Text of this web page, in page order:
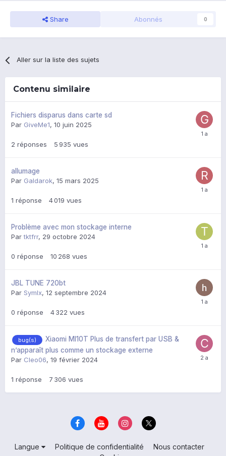
Share Abonnés 0
Aller sur la liste des sujets
Contenu similaire
Fichiers disparus dans carte sd
Par GiveMe1, 10 juin 2025
2 réponses 5 935 vues
allumage
Par Galdarok, 15 mars 2025
1 réponse 4 019 vues
Problème avec mon stockage interne
Partktfrr, 29 octobre 2024
0 réponse 10 268 vues
JBL TUNE 720bt
Par Symlx, 12 septembre 2024
0 réponse 4 322 vues
bug(s)
Xiaomi MI10T Plus de transfert par USB &
n’apparaît plus comme un stockage externe
Par Cleo06, 19 février 2024
1 réponse 7 306 vues
Langue Politique de confidentialité
Nous contacter